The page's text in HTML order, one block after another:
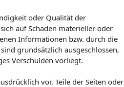
oder Qualität der
auf Schäden materieller oder
Informationen bzw. durch die
grundsätzlich ausgeschlossen,
Verschulden vorliegt.
vor, Teile der Seiten oder